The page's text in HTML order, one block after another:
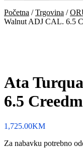
Početna /Trgovina /
Walnut ADJ CAL. 6.5
Ata
6.5
1,725.00KM
Za nabavku potrebno